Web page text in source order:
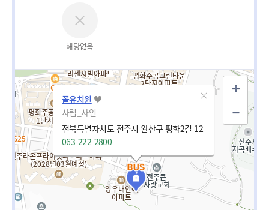
해당없음
폴유치원
사립_사인
전북특별자치도 전주시 완산구 평화2길 12
063-222-2800